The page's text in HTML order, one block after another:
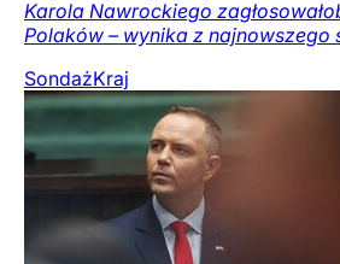
Karola Nawrockiego
Polaków – wynika z najnowszego
SondażKraj